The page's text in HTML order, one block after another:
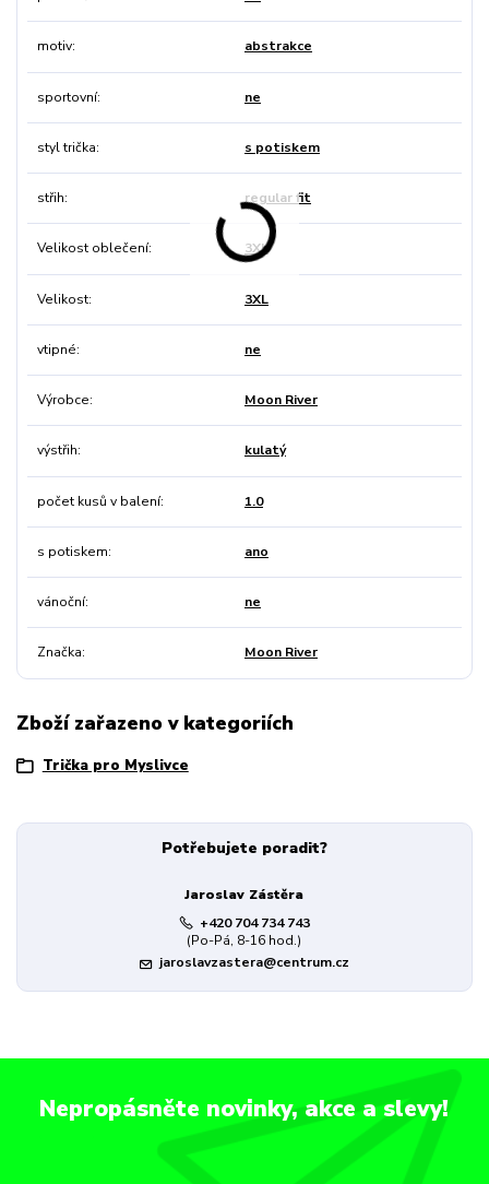
motiv abstrakce
sportovní ne
styl trička s potiskem
střih regular fit
Velikost oblečení 3XL
Velikost 3XL
vtipné ne
Výrobce Moon River
výstřih kulatý
počet kusů v balení 1.0
s potiskem ano
vánoční ne
Značka Moon River
Zboží zařazeno v kategoriích
Trička pro Myslivce
Potřebujete poradit?
Jaroslav Zástěra
+420 704 734 743
(Po-Pá, 8-16 hod.)
jaroslavzastera@centrum.cz
Nepropásněte novinky, akce a slevy!